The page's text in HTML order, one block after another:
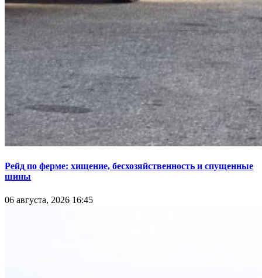
Рейд по ферме: хищение, бесхозяйственность и спущенные
шины
06 августа, 2026 16:45